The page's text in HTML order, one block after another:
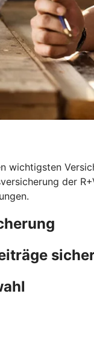
wichtigsten
der